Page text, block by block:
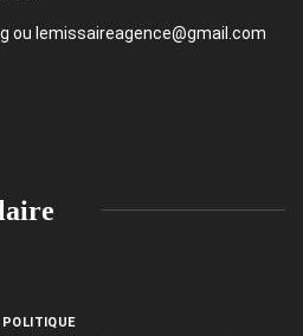
ou lemissaireagence@gmail.com
POLITIQUE